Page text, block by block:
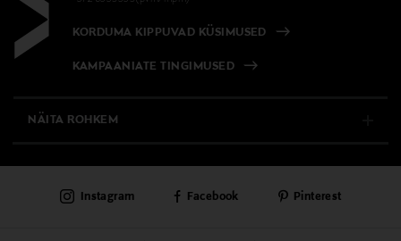
KORDUMA KIPPUVAD KÜSIMUSED
KAMPAANIATE TINGIMUSED
NÄITA ROHKEM
PÜSIKLIENDITEENINDUS
Instagram Facebook Pinterest